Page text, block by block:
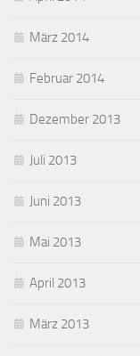
März 2014
Februar 2014
Dezember 2013
Juli 2013
Juni 2013
Mai 2013
April 2013
März 2013